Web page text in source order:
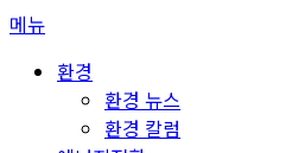
콘
메뉴
환경
환경 뉴스
환경 칼럼